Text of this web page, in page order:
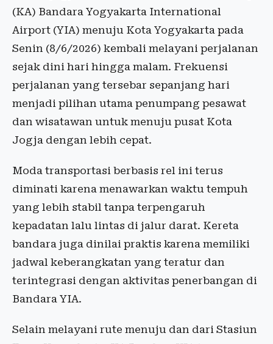
(KA) Bandara Yogyakarta International
Airport (YIA) menuju Kota Yogyakarta pada
Senin (8/6/2026) kembali melayani perjalanan
sejak dini hari hingga malam. Frekuensi
perjalanan yang tersebar sepanjang hari
menjadi pilihan utama penumpang pesawat
dan wisatawan untuk menuju pusat Kota
Jogja dengan lebih cepat.
Moda transportasi berbasis rel ini terus
diminati karena menawarkan waktu tempuh
yang lebih stabil tanpa terpengaruh
kepadatan lalu lintas di jalur darat. Kereta
bandara juga dinilai praktis karena memiliki
jadwal keberangkatan yang teratur dan
terintegrasi dengan aktivitas penerbangan di
Bandara YIA.
Selain melayani rute menuju dan dari Stasiun